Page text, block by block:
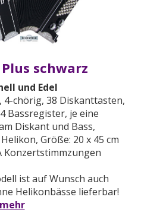
schwarz
und Edel
4-chörig, 38 Diskanttasten,
Bassregister, je eine
Diskant und Bass,
Größe: 20 x 45 cm
Konzertstimmzungen
ist auf Wunsch auch
Helikonbässe lieferbar!